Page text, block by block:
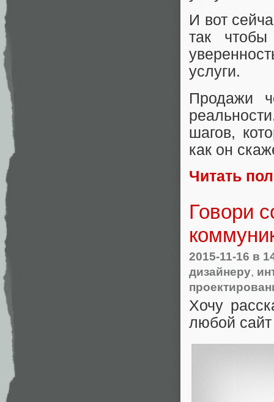
И вот
так
услуги.
Продажи
шагов,
как он
Читать
Говори
2015-11-16 в
дизайнеру,
Хочу
любой